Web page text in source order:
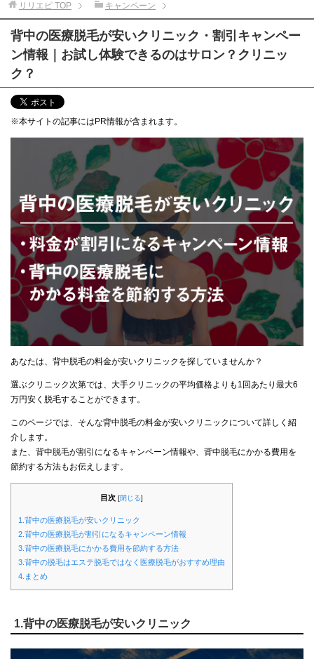
リリエピ TOP キャンペーン
背中の医療脱毛が安いクリニック・割引キャンペー
ン情報｜お試し体験できるのはサロン？クリニッ
ク？
※本サイトの記事にはPR情報が含まれます。
あなたは、背中脱毛の料金が安いクリニックを探していませんか？
選ぶクリニック次第では、大手クリニックの平均価格よりも1回あたり最大6
万円安く脱毛することができます。
このページでは、そんな背中脱毛の料金が安いクリニックについて詳しく紹
介します。
また、背中脱毛が割引になるキャンペーン情報や、背中脱毛にかかる費用を
節約する方法もお伝えします。
目次 [閉じる]
1.背中の医療脱毛が安いクリニック
2.背中の医療脱毛が割引になるキャンペーン情報
3.背中の医療脱毛にかかる費用を節約する方法
3.背中の脱毛はエステ脱毛ではなく医療脱毛がおすすめ理由
4.まとめ
1.背中の医療脱毛が安いクリニック